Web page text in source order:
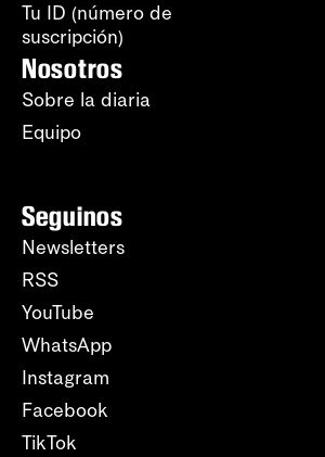
Tu ID (número de
suscripción)
Nosotros
Sobre la diaria
Equipo
Seguinos
Newsletters
RSS
YouTube
WhatsApp
Instagram
Facebook
TikTok